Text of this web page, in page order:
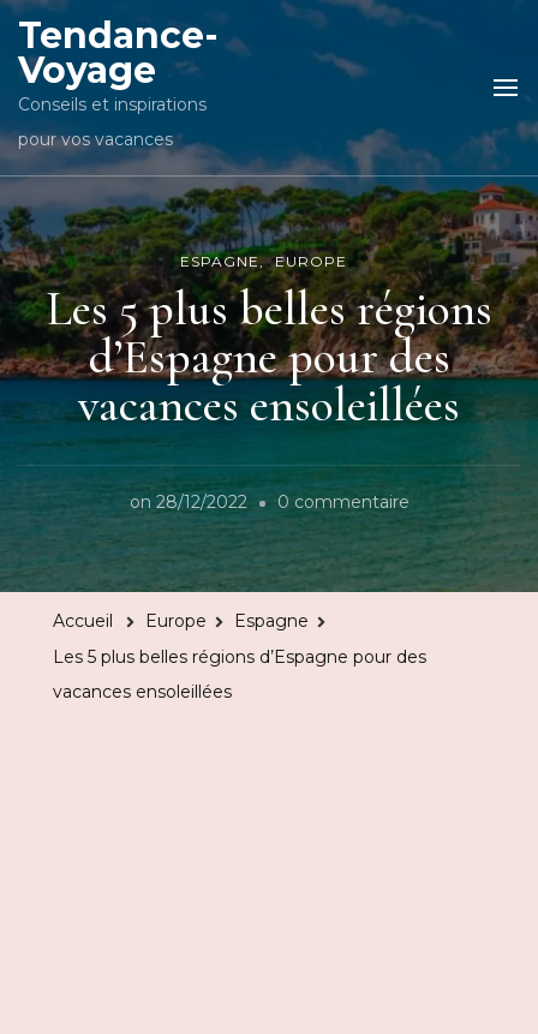
Tendance-
Voyage
Conseils et inspirations
pour vos vacances
ESPAGNE EUROPE
Les 5 plus belles régions
d’Espagne pour des
vacances ensoleillées
on 28/12/2022 0 commentairesur
Les
5
Accueil Europe
Espagne
Les 5 plus belles régions d’Espagne pour des
vacances ensoleillées